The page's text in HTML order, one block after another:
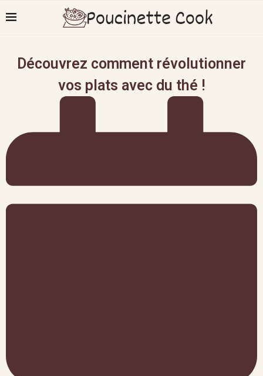
Découvrez comment révolutionner
vos plats avec du thé !